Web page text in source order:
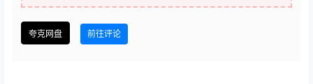
夸克网盘 前往评论